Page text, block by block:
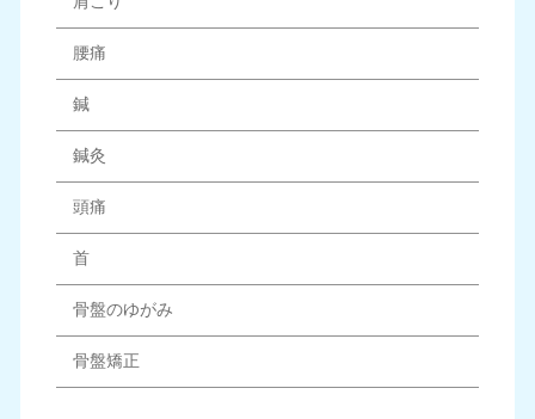
腰痛
鍼
鍼灸
頭痛
首
骨盤のゆがみ
骨盤矯正